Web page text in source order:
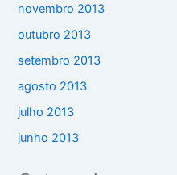
novembro 2013
outubro 2013
setembro 2013
agosto 2013
julho 2013
junho 2013